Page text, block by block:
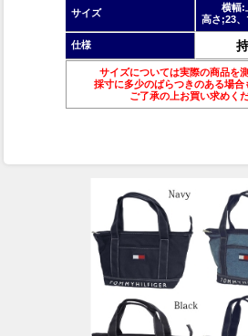
サイズ
横幅:
高さ;23
仕様
サイズについては実際の商品を
採寸に多少のばらつきのある場合
ご了承の上お買い求めくだ